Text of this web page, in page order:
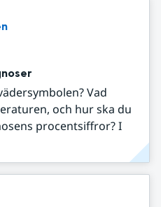
Vad
och hur ska du
procentsiffror? I